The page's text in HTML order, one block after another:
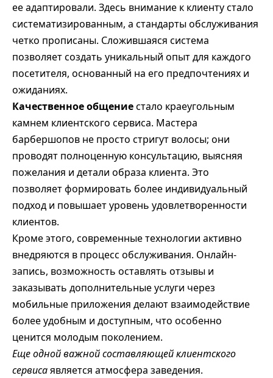
ее адаптировали. Здесь внимание к клиенту стало
систематизированным, а стандарты обслуживания
четко прописаны. Сложившаяся система
позволяет создать уникальный опыт для каждого
посетителя, основанный на его предпочтениях и
ожиданиях.
Качественное общениестало краеугольным
камнем клиентского сервиса. Мастера
барбершопов не просто стригут волосы; они
проводят полноценную консультацию, выясняя
пожелания и детали образа клиента. Это
позволяет формировать более индивидуальный
подход и повышает уровень удовлетворенности
клиентов.
Кроме этого, современные технологии активно
внедряются в процесс обслуживания. Онлайн-
запись, возможность оставлять отзывы и
заказывать дополнительные услуги через
мобильные приложения делают взаимодействие
более удобным и доступным, что особенно
ценится молодым поколением.
Еще одной важной составляющей клиентского
сервисаявляется атмосфера заведения.